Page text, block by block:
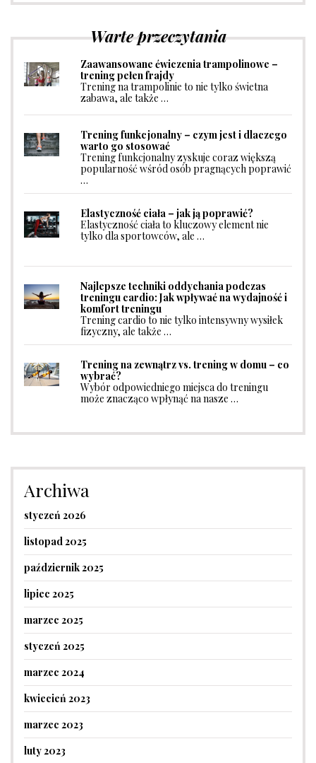
Warte przeczytania
Zaawansowane ćwiczenia trampolinowe –
trening pełen frajdy
Trening na trampolinie to nie tylko świetna
zabawa, ale także …
Trening funkcjonalny – czym jest i dlaczego
warto go stosować
Trening funkcjonalny zyskuje coraz większą
popularność wśród osób pragnących poprawić
…
Elastyczność ciała – jak ją poprawić?
Elastyczność ciała to kluczowy element nie
tylko dla sportowców, ale …
Najlepsze techniki oddychania podczas
treningu cardio: Jak wpływać na wydajność i
komfort treningu
Trening cardio to nie tylko intensywny wysiłek
fizyczny, ale także …
Trening na zewnątrz vs. trening w domu – co
wybrać?
Wybór odpowiedniego miejsca do treningu
może znacząco wpłynąć na nasze …
Archiwa
styczeń 2026
listopad 2025
październik 2025
lipiec 2025
marzec 2025
styczeń 2025
marzec 2024
kwiecień 2023
marzec 2023
luty 2023